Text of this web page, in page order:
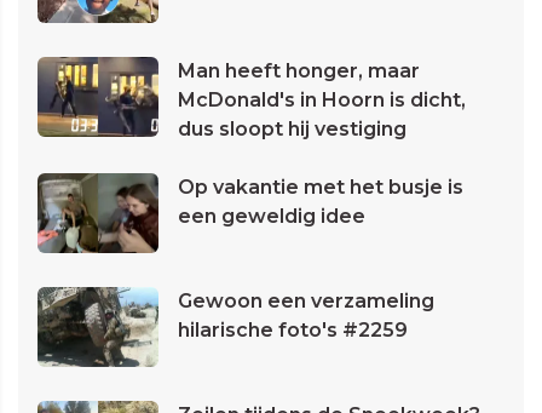
Man heeft honger, maar
McDonald's in Hoorn is dicht,
dus sloopt hij vestiging
Op vakantie met het busje is
een geweldig idee
Gewoon een verzameling
hilarische foto's #2259